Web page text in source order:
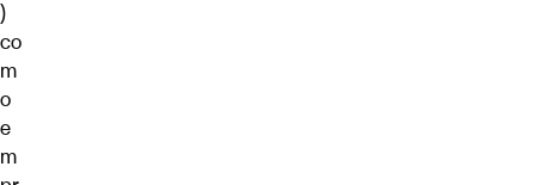
)
co
m
o
e
m